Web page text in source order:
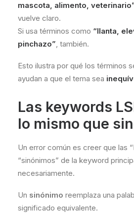
mascota, alimento,
vuelve claro.
Si usa términos como “llanta,
pinchazo”, también.
Esto ilustra por qué los términos
ayudan a que el tema sea
Las keywords
lo mismo que
Un error común es creer que las
“sinónimos” de la keyword
necesariamente.
Un sinónimo reemplaza una
significado equivalente.